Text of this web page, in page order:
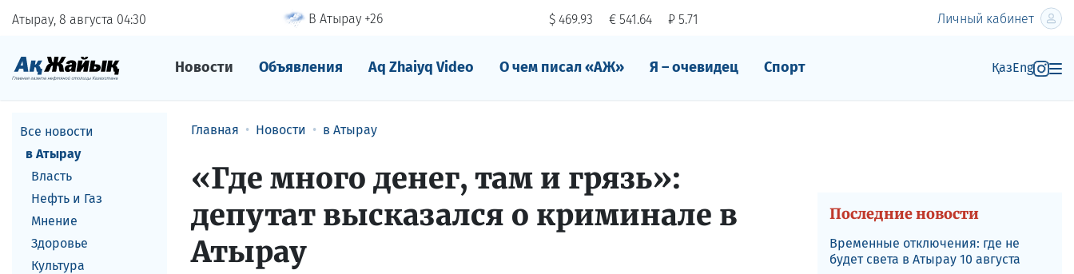
Атырау, 8 августа 04:30 В Атырау +26 $ 469.93 € 541.64 ₽ 5.71 Личный кабинет
Новости Объявления Aq Zhaiyq Video О чем писал «АЖ» Я – очевидец Спорт ҚазEng
Все новости
в Атырау
Власть
Нефть и Газ
Мнение
Здоровье
Культура
Главная Новости в Атырау
«Где много денег, там и грязь»:
депутат высказался о криминале в
Атырау
Последние новости
Временные отключения: где не
будет света в Атырау 10 августа